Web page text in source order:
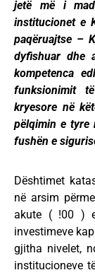
jetë më i
institucionet e
paqëruajtse –
dyfishuar dhe
kompetenca
funksionimit
kryesore në
pëlqimin e tyre
fushën e
Dështimet
në arsim
akute ( !00 )
investimeve
gjitha nivelet,
institucioneve